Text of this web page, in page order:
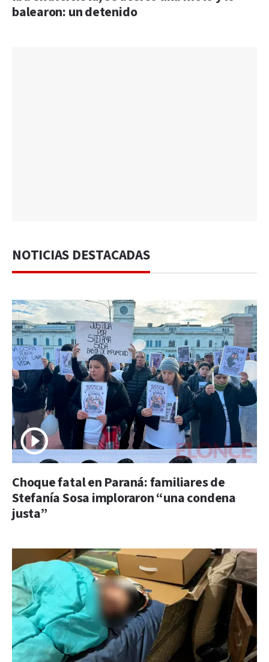
balearon: un detenido
NOTICIAS DESTACADAS
Choque fatal en Paraná: familiares de
Stefanía Sosa imploraron “una condena
justa”